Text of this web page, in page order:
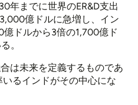
年までに世界のER&D支出
億ドルに急増し、イン
億ドルから3倍の1,700億ド
。
は未来を定義するものであ
いるインドがその中心にな